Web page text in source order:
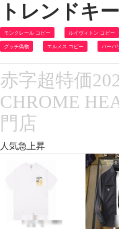
トレンドキ
モンクレール コピー ルイヴィトン コピー
グッチ偽物 エルメス コピー バーバ
赤字超特価
CHROME
門店
人気急上昇